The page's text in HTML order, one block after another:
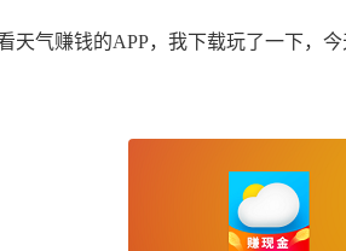
气赚钱的APP，我下载玩了一下，